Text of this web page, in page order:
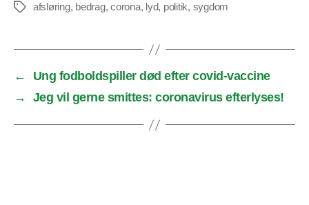
Tagsafsløring, bedrag,corona, lyd, politik, sygdom
←
Ung fodboldspiller død efter covid-vaccine
→
Jeg vil gerne smittes: coronavirus efterlyses!